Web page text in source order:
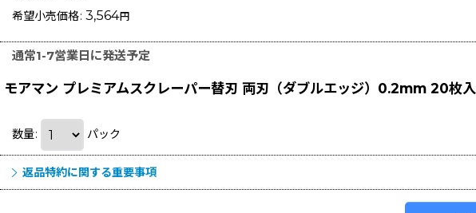
希望小売価格: 3,564円
通常1-7営業日に発送予定
モアマン プレミアムスクレーパー替刃 両刃（ダブルエッジ）0.2mm 20枚入
数量: パック
返品特約に関する重要事項